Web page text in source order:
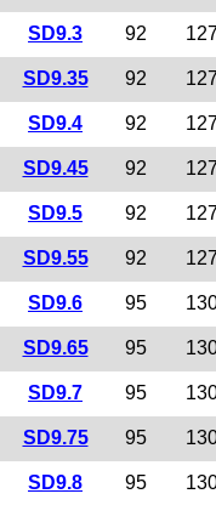
SD9.3 92
SD9.35 92
SD9.4 92
SD9.45 92
SD9.5 92
SD9.55 92
SD9.6 95
SD9.65 95
SD9.7 95
SD9.75 95
SD9.8 95